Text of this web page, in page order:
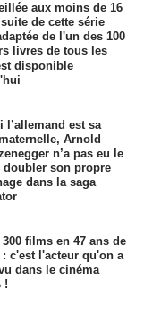
aux moins de 16
de cette série
de l'un des 100
livres de tous les
disponible
l’allemand est sa
Arnold
n’a pas eu le
doubler son propre
dans la saga
300 films en 47 ans de
: c'est l'acteur qu'on a
dans le cinéma
!